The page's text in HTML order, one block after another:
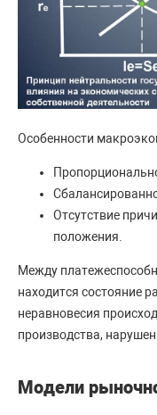
Особенности
Отсутствие
положения.
Между
находится состояние
неравновесия
производства,
Модели